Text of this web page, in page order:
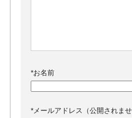
*お名前
* メールアドレス（公開されませ